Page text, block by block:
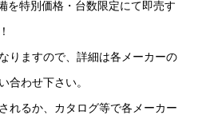
を特別価格・台数限定にて即売す
りますので、詳細は各メーカーの
合わせ下さい。
れるか、カタログ等で各メーカー